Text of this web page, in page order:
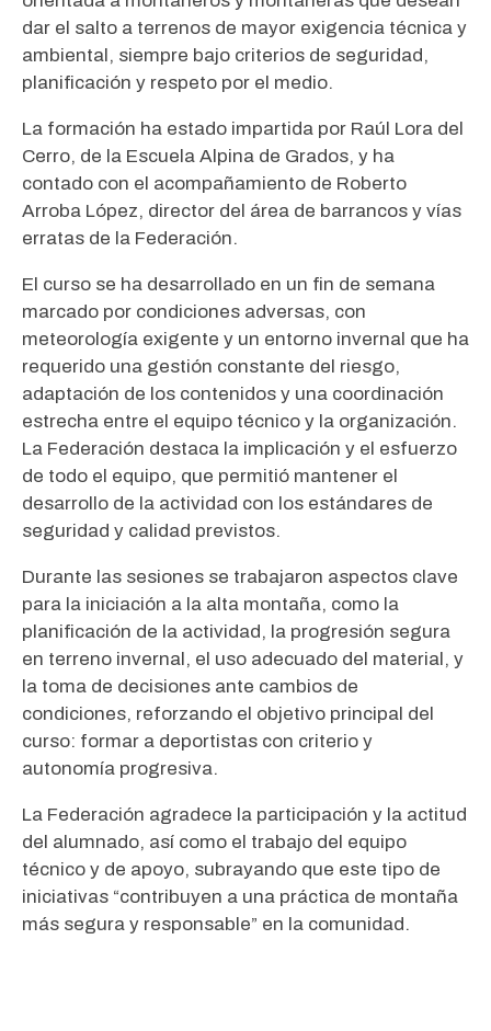
dar el salto a terrenos de mayor exigencia técnica y
ambiental, siempre bajo criterios de seguridad,
planificación y respeto por el medio.
La formación ha estado impartida por Raúl Lora del
Cerro, de la Escuela Alpina de Grados, y ha
contado con el acompañamiento de Roberto
Arroba López, director del área de barrancos y vías
erratas de la Federación.
El curso se ha desarrollado en un fin de semana
marcado por condiciones adversas, con
meteorología exigente y un entorno invernal que ha
requerido una gestión constante del riesgo,
adaptación de los contenidos y una coordinación
estrecha entre el equipo técnico y la organización.
La Federación destaca la implicación y el esfuerzo
de todo el equipo, que permitió mantener el
desarrollo de la actividad con los estándares de
seguridad y calidad previstos.
Durante las sesiones se trabajaron aspectos clave
para la iniciación a la alta montaña, como la
planificación de la actividad, la progresión segura
en terreno invernal, el uso adecuado del material, y
la toma de decisiones ante cambios de
condiciones, reforzando el objetivo principal del
curso: formar a deportistas con criterio y
autonomía progresiva.
La Federación agradece la participación y la actitud
del alumnado, así como el trabajo del equipo
técnico y de apoyo, subrayando que este tipo de
iniciativas “contribuyen a una práctica de montaña
más segura y responsable” en la comunidad.